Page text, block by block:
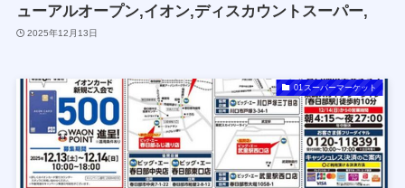
ューアルオープン,イオン,ディスカウントスーパー,
2025年12月13日
01スーパーマーケット